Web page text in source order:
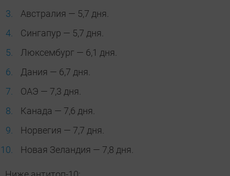
Австралия — 5,7 дня.
Сингапур — 5,7 дня.
Люксембург — 6,1 дня.
Дания — 6,7 дня.
ОАЭ — 7,3 дня.
Канада — 7,6 дня.
Норвегия — 7,7 дня.
Новая Зеландия — 7,8 дня.